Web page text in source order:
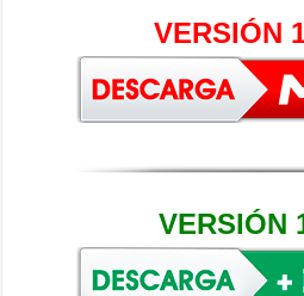
VERSIÓN
VERSIÓN